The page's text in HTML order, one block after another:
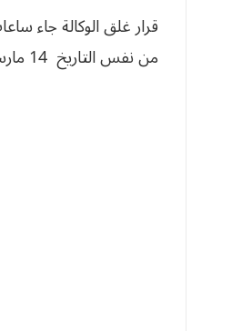
قرار غلق الوكالة جاء
من نفس التاريخ 14 مارس 2023.